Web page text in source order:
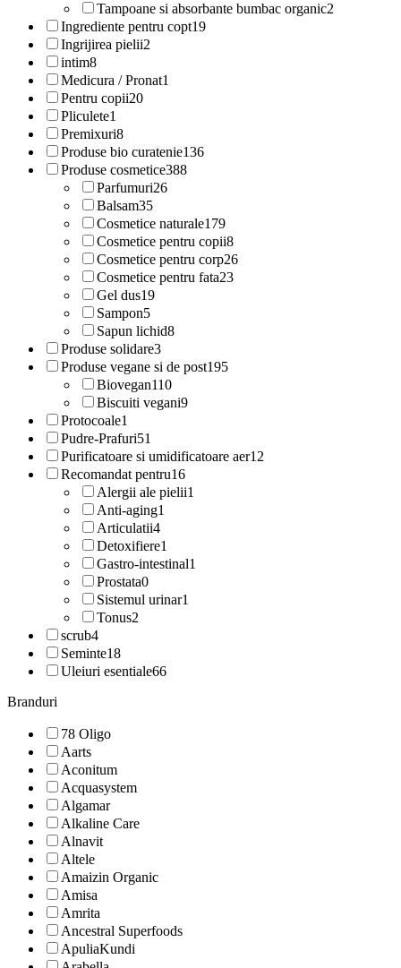
Tampoane si absorbante bumbac organic2
Ingrediente pentru copt19
Ingrijirea pielii2
intim8
Medicura / Pronat1
Pentru copii20
Pliculete1
Premixuri8
Produse bio curatenie136
Produse cosmetice388
Parfumuri26
Balsam35
Cosmetice naturale179
Cosmetice pentru copii8
Cosmetice pentru corp26
Cosmetice pentru fata23
Gel dus19
Sampon5
Sapun lichid8
Produse solidare3
Produse vegane si de post195
Biovegan110
Biscuiti vegani9
Protocoale1
Pudre-Prafuri51
Purificatoare si umidificatoare aer12
Recomandat pentru16
Alergii ale pielii1
Anti-aging1
Articulatii4
Detoxifiere1
Gastro-intestinal1
Prostata0
Sistemul urinar1
Tonus2
scrub4
Seminte18
Uleiuri esentiale66
Branduri
78 Oligo
Aarts
Aconitum
Acquasystem
Algamar
Alkaline Care
Alnavit
Altele
Amaizin Organic
Amisa
Amrita
Ancestral Superfoods
ApuliaKundi